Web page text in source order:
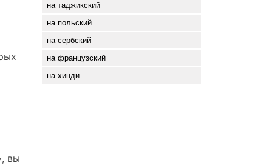
вы
на таджикский
на польский
на сербский
на французский
на хинди